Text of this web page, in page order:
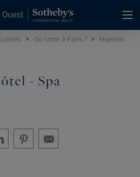
> Où sortir à Paris ? > Majestic
- Spa